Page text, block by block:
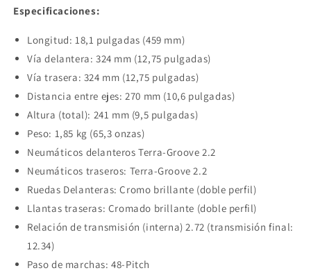
Especificaciones:
Longitud: 18,1 pulgadas (459 mm)
Vía delantera: 324 mm (12,75 pulgadas)
Vía trasera: 324 mm (12,75 pulgadas)
Distancia entre ejes: 270 mm (10,6 pulgadas)
Altura (total): 241 mm (9,5 pulgadas)
Peso: 1,85 kg (65,3 onzas)
Neumáticos delanteros Terra-Groove 2.2
Neumáticos traseros: Terra-Groove 2.2
Ruedas Delanteras: Cromo brillante (doble perfil)
Llantas traseras: Cromado brillante (doble perfil)
Relación de transmisión (interna) 2.72 (transmisión final:
12.34)
Paso de marchas: 48-Pitch
Compra ahora y paga a meses
sin tarjeta de crédito
1 Agrega tu producto al carrito y
pagar con Meses sin Tarjeta.
2 En tu cuenta de Mercado Pago,elige
la cantidad de meses
y confirma.
3 Paga mes a mes con saldo disponible,
débito u otros medios.
Crédito sujeto a aprobación.